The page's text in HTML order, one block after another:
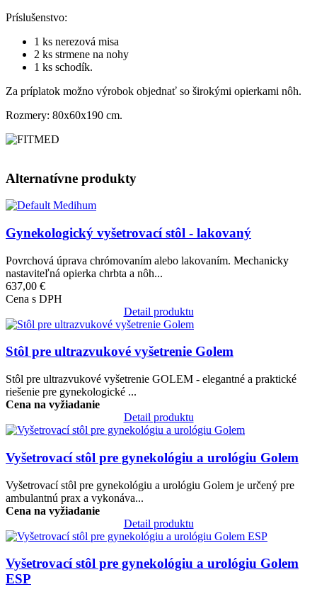
Príslušenstvo:
1 ks nerezová misa
2 ks strmene na nohy
1 ks schodík.
Za príplatok možno výrobok objednať so širokými opierkami nôh.
Rozmery: 80x60x190 cm.
Alternatívne produkty
Obrázok
Gynekologický vyšetrovací stôl - lakovaný
Povrchová úprava chrómovaním alebo lakovaním. Mechanicky
nastaviteľná opierka chrbta a nôh...
637,00 €
Cena s DPH
Detail produktu
Obrázok
Stôl pre ultrazvukové vyšetrenie Golem
Stôl pre ultrazvukové vyšetrenie GOLEM - elegantné a praktické
riešenie pre gynekologické ...
Cena na vyžiadanie
Detail produktu
Obrázok
Vyšetrovací stôl pre gynekológiu a urológiu Golem
Vyšetrovací stôl pre gynekológiu a urológiu Golem je určený pre
ambulantnú prax a vykonáva...
Cena na vyžiadanie
Detail produktu
Obrázok
Vyšetrovací stôl pre gynekológiu a urológiu Golem
ESP